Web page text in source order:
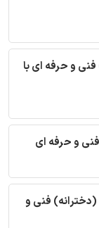
فنی و حرفه ای با
فنی و حرفه ای
(دخترانه) فنی و